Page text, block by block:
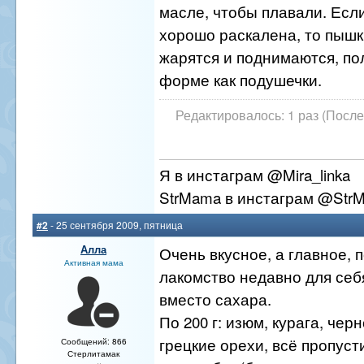
масле, чтобы плавали.
хорошо раскалена, то
жарятся и поднимаются,
форме как подушечки.
Редактировалось: 1 раз
Я в инстаграм @Mira_linka
StrMama в инстаграм
#2 - 25 сентября 2009, пятница
Алла
Активная мама
Сообщений: 866
Стерлитамак
Очень вкусное, а главное,
лакомство недавно для
вместо сахара.
По 200 г: изюм, курага,
грецкие орехи, всё